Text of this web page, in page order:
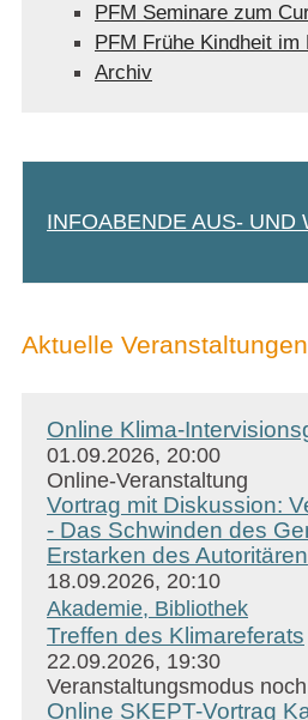
PFM Seminare zum
PFM Frühe Kindheit im
Archiv
INFOABENDE AUS- UND
Aktuelle Veranstaltungen
Online Klima-
01.09.2026, 20:00
Online-Veranstaltung
Vortrag mit Diskussion:
- Das Schwinden des
Erstarken des Autoritären
18.09.2026, 20:10
Akademie, Bibliothek
Treffen des Klimareferats
22.09.2026, 19:30
Veranstaltungsmodus
Online SKEPT-Vortrag